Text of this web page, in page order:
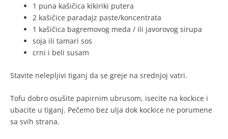
1 puna kašičica kikiriki putera
2 kašičice paradajz paste/koncentrata
1 kašičica bagremovog meda / ili javorovog sirupa
soja ili tamari sos
crni i beli susam
Stavite nelepljivi tiganj da se greje na srednjoj vatri.
Tofu dobro osušite papirnim ubrusom, isecite na kockice i
ubacite u tiganj. Pečemo bez ulja dok kockice ne porumene
sa svih strana.